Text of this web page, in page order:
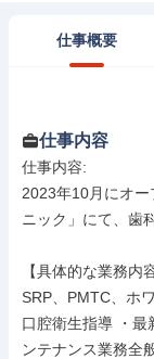
仕事概要
仕事内容
仕事内容:
2023年10月にオ
ニック」にて、歯
【具体的な業務内
SRP、PMTC、ホ
口腔衛生指導 ・最
ンテナンス業務全